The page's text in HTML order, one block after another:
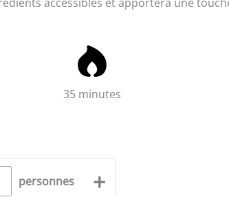
35 minutes
personnes +